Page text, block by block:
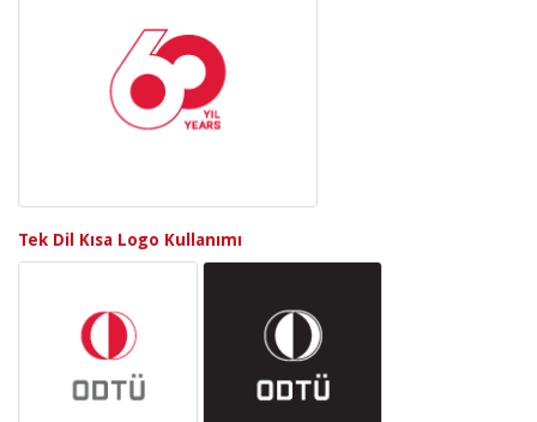
Tek Dil Kısa Logo Kullanımı